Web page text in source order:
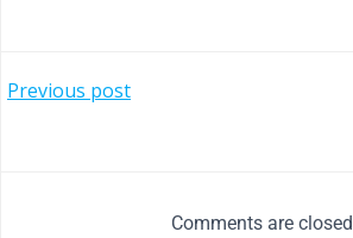
Previous post
Comments are closed